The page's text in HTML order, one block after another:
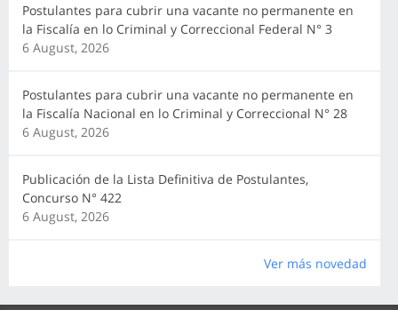
Postulantes para cubrir una vacante no permanente en
la Fiscalía en lo Criminal y Correccional Federal N° 3
6 August, 2026
Postulantes para cubrir una vacante no permanente en
la Fiscalía Nacional en lo Criminal y Correccional N° 28
6 August, 2026
Publicación de la Lista Definitiva de Postulantes,
Concurso N° 422
6 August, 2026
Ver más novedad